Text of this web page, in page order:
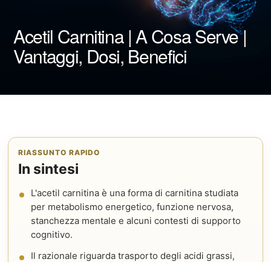
Acetil Carnitina | A Cosa Serve |
Vantaggi, Dosi, Benefici
RIASSUNTO RAPIDO
In sintesi
L'acetil carnitina è una forma di carnitina studiata
per metabolismo energetico, funzione nervosa,
stanchezza mentale e alcuni contesti di supporto
cognitivo.
Il razionale riguarda trasporto degli acidi grassi,